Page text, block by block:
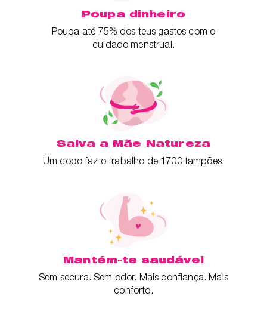
Poupa dinheiro
Poupa até 75% dos teus gastos com o
cuidado menstrual.
Salva a Mãe Natureza
Um copo faz o trabalho de 1700 tampões.
Mantém-te saudável
Sem secura. Sem odor. Mais confiança. Mais
conforto.